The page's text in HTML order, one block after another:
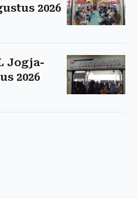
2026
Jogja-
2026